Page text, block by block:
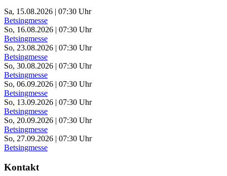
Sa, 15.08.2026 | 07:30 Uhr
Betsingmesse
So, 16.08.2026 | 07:30 Uhr
Betsingmesse
So, 23.08.2026 | 07:30 Uhr
Betsingmesse
So, 30.08.2026 | 07:30 Uhr
Betsingmesse
So, 06.09.2026 | 07:30 Uhr
Betsingmesse
So, 13.09.2026 | 07:30 Uhr
Betsingmesse
So, 20.09.2026 | 07:30 Uhr
Betsingmesse
So, 27.09.2026 | 07:30 Uhr
Betsingmesse
Kontakt